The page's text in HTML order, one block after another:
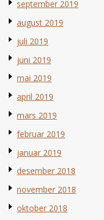
september 2019
august 2019
juli 2019
juni 2019
mai 2019
april 2019
mars 2019
februar 2019
januar 2019
desember 2018
november 2018
oktober 2018